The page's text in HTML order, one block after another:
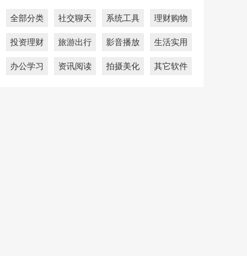
全部分类 社交聊天 系统工具 理财购物
投资理财 旅游出行 影音播放 生活实用
办公学习 资讯阅读 拍摄美化 其它软件